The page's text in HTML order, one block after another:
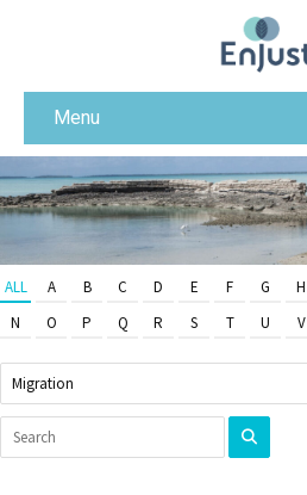
Menu
ALL A B C D E F G H
N
O P Q R S T U V